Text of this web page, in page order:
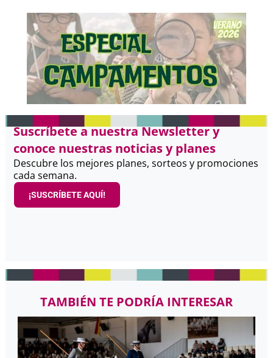
Suscríbete a nuestra Newsletter y
conoce nuestras noticias y planes
Descubre los mejores planes, sorteos y promociones
cada semana.
¡SUSCRÍBETE AQUÍ!
TAMBIÉN TE PODRÍA INTERESAR